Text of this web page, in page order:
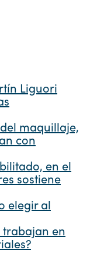
Liguori
maquillaje,
con
en el
sostiene
elegir al
trabajan en